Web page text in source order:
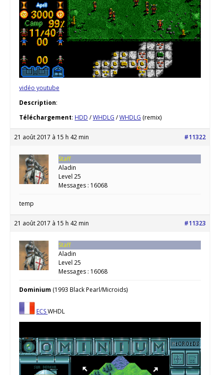
vidéo youtube
Description:
Téléchargement: HDD /WHDLG /WHDLG (remix)
21 août 2017 à 15 h 42 min #11322
Staff
Aladin
Level 25
Messages : 16068
temp
21 août 2017 à 15 h 42 min #11323
Staff
Aladin
Level 25
Messages : 16068
Dominium (1993 Black Pearl/Microids)
ECSWHDL